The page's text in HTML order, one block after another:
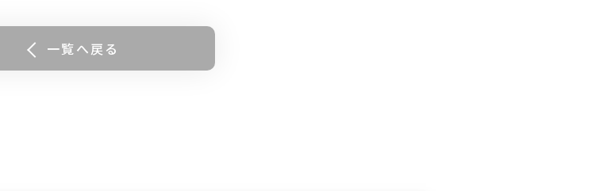
一覧へ戻る